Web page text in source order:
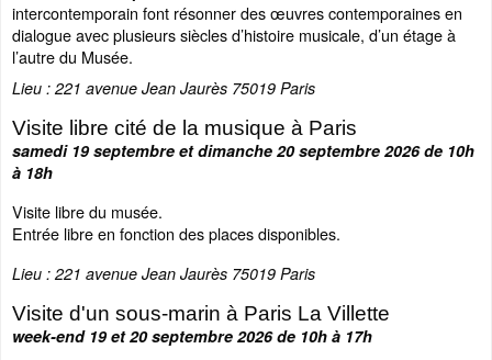
intercontemporain font résonner des œuvres contemporaines en
dialogue avec plusieurs siècles d’histoire musicale, d’un étage à
l’autre du Musée.
Lieu : 221 avenue Jean Jaurès 75019 Paris
Visite libre cité de la musique à Paris
samedi 19 septembre et dimanche 20 septembre 2026 de 10h
à 18h
Visite libre du musée.
Entrée libre en fonction des places disponibles.
Lieu : 221 avenue Jean Jaurès 75019 Paris
Visite d'un sous-marin à Paris La Villette
week-end 19 et 20 septembre 2026 de 10h à 17h